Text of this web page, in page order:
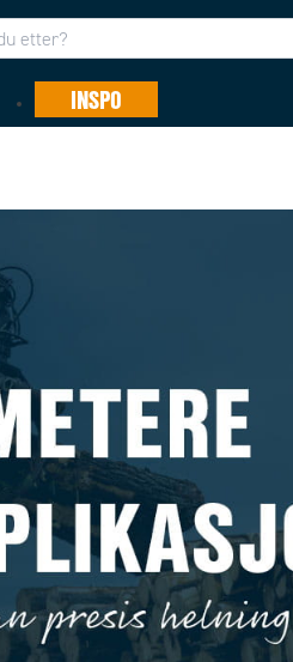
INSPO